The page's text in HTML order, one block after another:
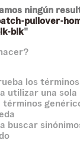
ningún
pullover-
blk"
los
utilizar una sola
términos
buscar